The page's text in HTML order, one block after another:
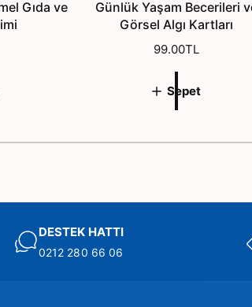
Gıda ve
Günlük Yaşam Becerileri
Görsel Algı Kartları
N
r
m
a
99.00TL
Sepet
DESTEK HATTI
0212 280 66 06